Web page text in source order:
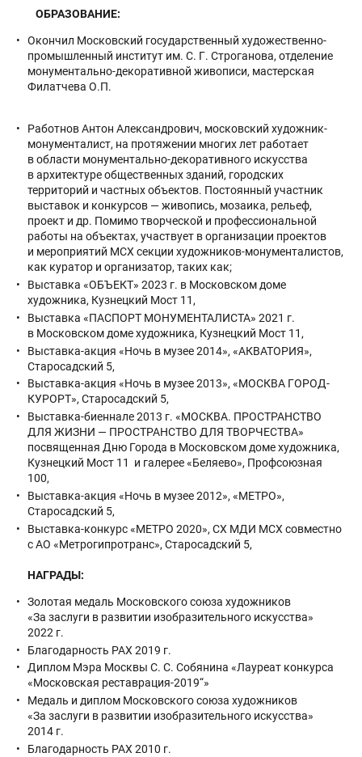
ОБРАЗОВАНИЕ:
Окончил Московский государственный художественно-
промышленный институт им. С. Г. Строганова, отделение
монументально-декоративной живописи, мастерская
Филатчева О.П.
Работнов Антон Александрович, московский художник-
монументалист, на протяжении многих лет работает
в области монументально-декоративного искусства
в архитектуре общественных зданий, городских
территорий и частных объектов. Постоянный участник
выставок и конкурсов — живопись, мозаика, рельеф,
проект и др. Помимо творческой и профессиональной
работы на объектах, участвует в организации проектов
и мероприятий МСХ секции художников-монументалистов,
как куратор и организатор, таких как;
Выставка «ОБЪЕКТ» 2023 г. в Московском доме
художника, Кузнецкий Мост 11,
Выставка «ПАСПОРТ МОНУМЕНТАЛИСТА» 2021 г.
в Московском доме художника, Кузнецкий Мост 11,
Выставка-акция «Ночь в музее 2014», «АКВАТОРИЯ»,
Старосадский 5,
Выставка-акция «Ночь в музее 2013», «МОСКВА ГОРОД-
КУРОРТ», Старосадский 5,
Выставка-биеннале 2013 г. «МОСКВА. ПРОСТРАНСТВО
ДЛЯ ЖИЗНИ — ПРОСТРАНСТВО ДЛЯ ТВОРЧЕСТВА»
посвященная Дню Города в Московском доме художника,
Кузнецкий Мост 11 и галерее «Беляево», Профсоюзная
100,
Выставка-акция «Ночь в музее 2012», «МЕТРО»,
Старосадский 5,
Выставка-конкурс «МЕТРО 2020», СХ МДИ МСХ совместно
с АО «Метрогипротранс», Старосадский 5,
НАГРАДЫ:
Золотая медаль Московского союза художников
«За заслуги в развитии изобразительного искусства»
2022 г.
Благодарность РАХ 2019 г.
Диплом Мэра Москвы С. С. Собянина «Лауреат конкурса
«Московская реставрация-2019“»
Медаль и диплом Московского союза художников
«За заслуги в развитии изобразительного искусства»
2014 г.
Благодарность РАХ 2010 г.